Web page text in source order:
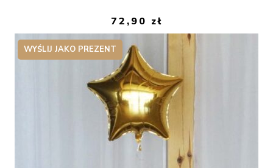
72,90 zł
WYŚLIJ JAKO PREZENT